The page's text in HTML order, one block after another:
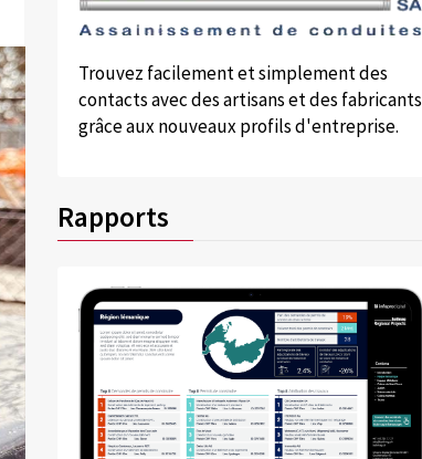
Trouvez facilement et simplement des
contacts avec des artisans et des fabricants
grâce aux nouveaux profils d'entreprise.
Rapports